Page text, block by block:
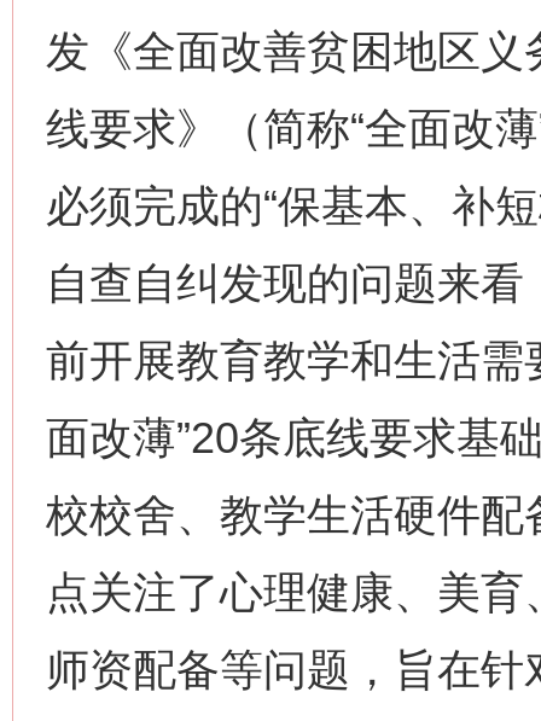
发《全面改善贫困地区
线要求》（简称“全面改
必须完成的“保基本、补
自查自纠发现的问题来
前开展教育教学和生活需
面改薄”20条底线要求基
校校舍、教学生活硬件
点关注了心理健康、美
师资配备等问题，旨在